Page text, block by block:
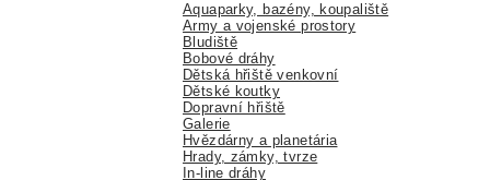
Aquaparky, bazény, koupaliště
Army a vojenské prostory
Bludiště
Bobové dráhy
Dětská hřiště venkovní
Dětské koutky
Dopravní hřiště
Galerie
Hvězdárny a planetária
Hrady, zámky, tvrze
In-line dráhy